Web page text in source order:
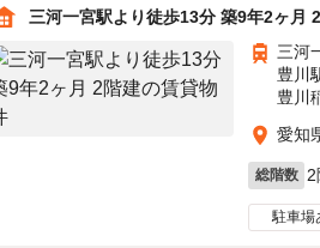
三河一宮駅より徒歩13分 築9年2ヶ月
三河
豊川
豊川
愛知
総階数 2
駐車場